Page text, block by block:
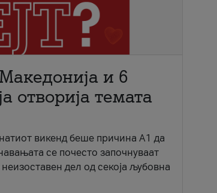
и 6
отворија темата
викенд беше причина А1 да
се почесто започнуваат
дел од секоја љубовна